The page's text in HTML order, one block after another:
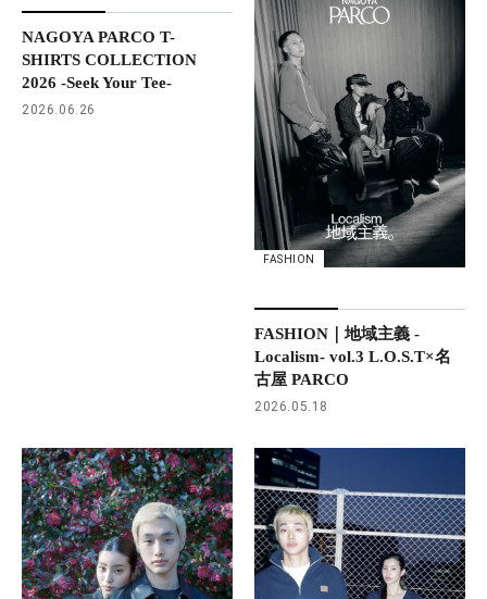
NAGOYA PARCO T-
SHIRTS COLLECTION
2026 -Seek Your Tee-
2026.06.26
FASHION
FASHION｜地域主義 -
Localism- vol.3 L.O.S.T×名
古屋 PARCO
2026.05.18